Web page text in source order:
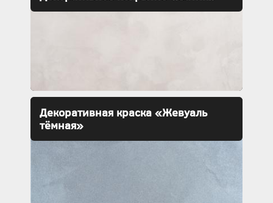
Декоративная краска «Жевуаль
тёмная»